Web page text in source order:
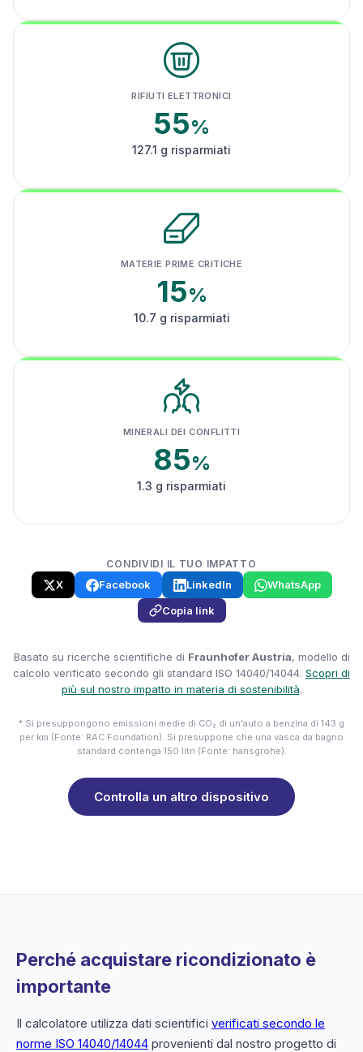
RIFIUTI ELETTRONICI
55%
127.1 g risparmiati
MATERIE PRIME CRITICHE
15%
10.7 g risparmiati
MINERALI DEI CONFLITTI
85%
1.3 g risparmiati
CONDIVIDI IL TUO IMPATTO
X Facebook LinkedIn
WhatsApp
Copia link
Basato su ricerche scientifiche di Fraunhofer Austria, modello di
calcolo verificato secondo gli standard ISO 14040/14044. Scopri di
più sul nostro impatto in materia di sostenibilità.
* Si presuppongono emissioni medie di CO₂ di un'auto a benzina di 143 g
per km (Fonte: RAC Foundation). Si presuppone che una vasca da bagno
standard contenga 150 litri (Fonte: hansgrohe).
Controlla un altro dispositivo
Perché acquistare ricondizionato è
importante
Il calcolatore utilizza dati scientifici verificati secondo le
norme ISO 14040/14044 provenienti dal nostro progetto di